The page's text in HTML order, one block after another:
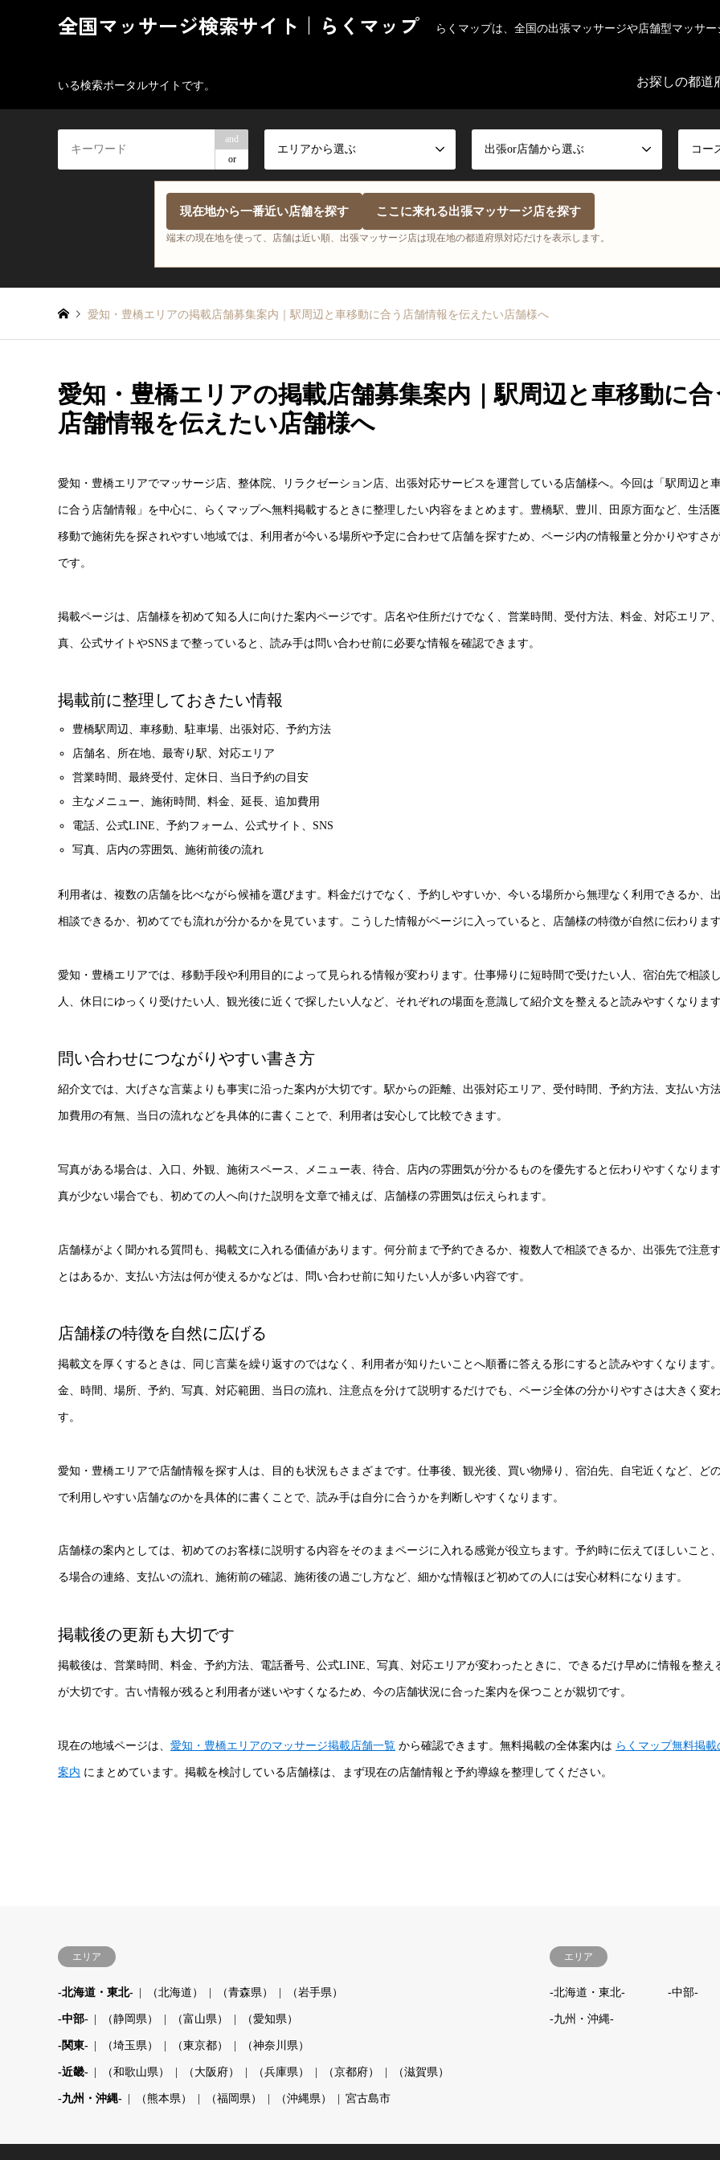
全国マッサージ検索サイト｜らくマップ らくマップは、全国の出張マッサージや店舗型マッサ
いる検索ポータルサイトです。 お探しの都道
and
or
エリアから選ぶ 出張or店舗から選ぶ コー
現在地から一番近い店舗を探す ここに来れる出張マッサージ店を探す
端末の現在地を使って、店舗は近い順、出張マッサージ店は現在地の都道府県対応だけを表示します。
愛知・豊橋エリアの掲載店舗募集案内｜駅周辺と車移動に合う店舗情報を伝えたい店舗様へ
愛知・豊橋エリアの掲載店舗募集案内｜駅周辺と車移動に合
店舗情報を伝えたい店舗様へ
愛知・豊橋エリアでマッサージ店、整体院、リラクゼーション店、出張対応サービスを運営している店舗様へ。今回は「駅周辺と
に合う店舗情報」を中心に、らくマップへ無料掲載するときに整理したい内容をまとめます。豊橋駅、豊川、田原方面など、生活
移動で施術先を探されやすい地域では、利用者が今いる場所や予定に合わせて店舗を探すため、ページ内の情報量と分かりやすさ
です。
掲載ページは、店舗様を初めて知る人に向けた案内ページです。店名や住所だけでなく、営業時間、受付方法、料金、対応エリア
真、公式サイトやSNSまで整っていると、読み手は問い合わせ前に必要な情報を確認できます。
掲載前に整理しておきたい情報
豊橋駅周辺、車移動、駐車場、出張対応、予約方法
店舗名、所在地、最寄り駅、対応エリア
営業時間、最終受付、定休日、当日予約の目安
主なメニュー、施術時間、料金、延長、追加費用
電話、公式LINE、予約フォーム、公式サイト、SNS
写真、店内の雰囲気、施術前後の流れ
利用者は、複数の店舗を比べながら候補を選びます。料金だけでなく、予約しやすいか、今いる場所から無理なく利用できるか、
相談できるか、初めてでも流れが分かるかを見ています。こうした情報がページに入っていると、店舗様の特徴が自然に伝わります
愛知・豊橋エリアでは、移動手段や利用目的によって見られる情報が変わります。仕事帰りに短時間で受けたい人、宿泊先で相談
人、休日にゆっくり受けたい人、観光後に近くで探したい人など、それぞれの場面を意識して紹介文を整えると読みやすくなります
問い合わせにつながりやすい書き方
紹介文では、大げさな言葉よりも事実に沿った案内が大切です。駅からの距離、出張対応エリア、受付時間、予約方法、支払い方
加費用の有無、当日の流れなどを具体的に書くことで、利用者は安心して比較できます。
写真がある場合は、入口、外観、施術スペース、メニュー表、待合、店内の雰囲気が分かるものを優先すると伝わりやすくなりま
真が少ない場合でも、初めての人へ向けた説明を文章で補えば、店舗様の雰囲気は伝えられます。
店舗様がよく聞かれる質問も、掲載文に入れる価値があります。何分前まで予約できるか、複数人で相談できるか、出張先で注意
とはあるか、支払い方法は何が使えるかなどは、問い合わせ前に知りたい人が多い内容です。
店舗様の特徴を自然に広げる
掲載文を厚くするときは、同じ言葉を繰り返すのではなく、利用者が知りたいことへ順番に答える形にすると読みやすくなります
金、時間、場所、予約、写真、対応範囲、当日の流れ、注意点を分けて説明するだけでも、ページ全体の分かりやすさは大きく変
す。
愛知・豊橋エリアで店舗情報を探す人は、目的も状況もさまざまです。仕事後、観光後、買い物帰り、宿泊先、自宅近くなど、ど
で利用しやすい店舗なのかを具体的に書くことで、読み手は自分に合うかを判断しやすくなります。
店舗様の案内としては、初めてのお客様に説明する内容をそのままページに入れる感覚が役立ちます。予約時に伝えてほしいこと
る場合の連絡、支払いの流れ、施術前の確認、施術後の過ごし方など、細かな情報ほど初めての人には安心材料になります。
掲載後の更新も大切です
掲載後は、営業時間、料金、予約方法、電話番号、公式LINE、写真、対応エリアが変わったときに、できるだけ早めに情報を整え
が大切です。古い情報が残ると利用者が迷いやすくなるため、今の店舗状況に合った案内を保つことが親切です。
現在の地域ページは、 愛知・豊橋エリアのマッサージ掲載店舗一覧 から確認できます。無料掲載の全体案内は らくマップ無料掲載
案内 にまとめています。掲載を検討している店舗様は、まず現在の店舗情報と予約導線を整理してください。
エリア
-北海道・東北- （北海道） （青森県） （岩手県）
-中部- （静岡県） （富山県） （愛知県）
-関東- （埼玉県） （東京都） （神奈川県）
-近畿- （和歌山県） （大阪府） （兵庫県） （京都府） （滋賀県）
-九州・沖縄- （熊本県） （福岡県） （沖縄県） 宮古島市
エリア
-北海道・東北- -中部-
-九州・沖縄-